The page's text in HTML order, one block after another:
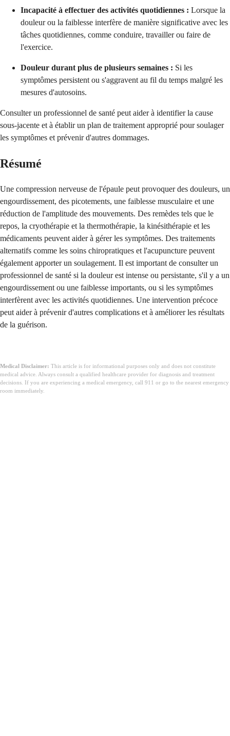
Incapacité à effectuer des activités quotidiennes : Lorsque la
douleur ou la faiblesse interfère de manière significative avec les
tâches quotidiennes, comme conduire, travailler ou faire de
l'exercice.
Douleur durant plus de plusieurs semaines : Si les
symptômes persistent ou s'aggravent au fil du temps malgré les
mesures d'autosoins.
Consulter un professionnel de santé peut aider à identifier la cause
sous-jacente et à établir un plan de traitement approprié pour soulager
les symptômes et prévenir d'autres dommages.
Résumé
Une compression nerveuse de l'épaule peut provoquer des douleurs, un
engourdissement, des picotements, une faiblesse musculaire et une
réduction de l'amplitude des mouvements. Des remèdes tels que le
repos, la cryothérapie et la thermothérapie, la kinésithérapie et les
médicaments peuvent aider à gérer les symptômes. Des traitements
alternatifs comme les soins chiropratiques et l'acupuncture peuvent
également apporter un soulagement. Il est important de consulter un
professionnel de santé si la douleur est intense ou persistante, s'il y a un
engourdissement ou une faiblesse importants, ou si les symptômes
interfèrent avec les activités quotidiennes. Une intervention précoce
peut aider à prévenir d'autres complications et à améliorer les résultats
de la guérison.
Medical Disclaimer: This article is for informational purposes only and does not constitute
medical advice. Always consult a qualified healthcare provider for diagnosis and treatment
decisions. If you are experiencing a medical emergency, call 911 or go to the nearest emergency
room immediately.